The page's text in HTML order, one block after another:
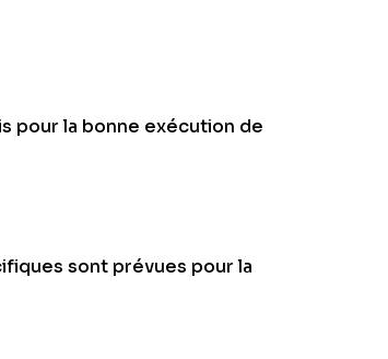
pour la bonne exécution de
sont prévues pour la